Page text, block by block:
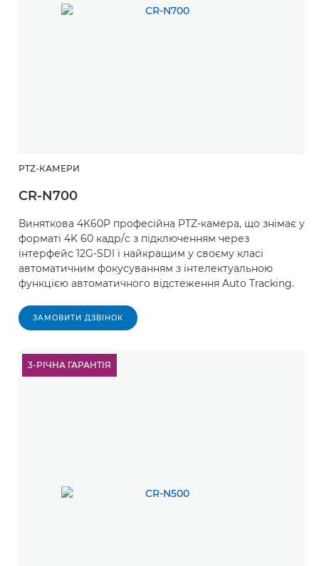
PTZ-КАМЕРИ
CR-N700
Виняткова 4K60P професійна PTZ-камера, що знімає у
форматі 4K 60 кадр/c з підключенням через
інтерфейс 12G-SDI і найкращим у своєму класі
автоматичним фокусуванням з інтелектуальною
функцією автоматичного відстеження Auto Tracking.
ЗАМОВИТИ ДЗВІНОК
3-РІЧНА ГАРАНТІЯ